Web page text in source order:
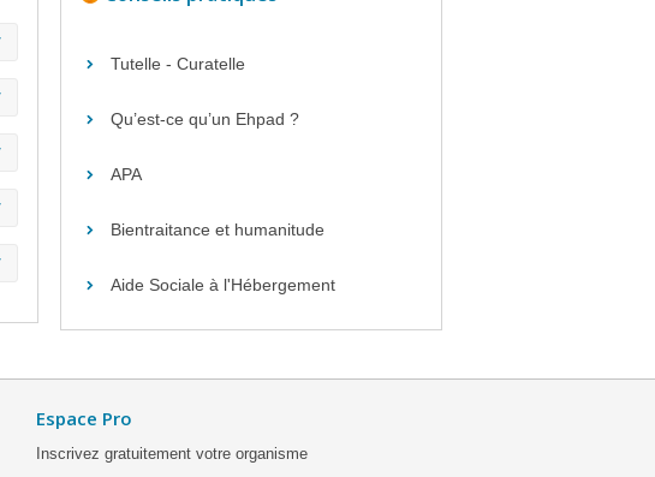
Tutelle - Curatelle
Qu’est-ce qu’un Ehpad ?
APA
Bientraitance et humanitude
Aide Sociale à l'Hébergement
Espace Pro
Inscrivez gratuitement votre organisme